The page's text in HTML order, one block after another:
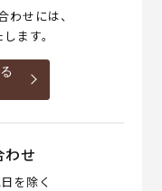
わせには、
ます。
せ
を除く